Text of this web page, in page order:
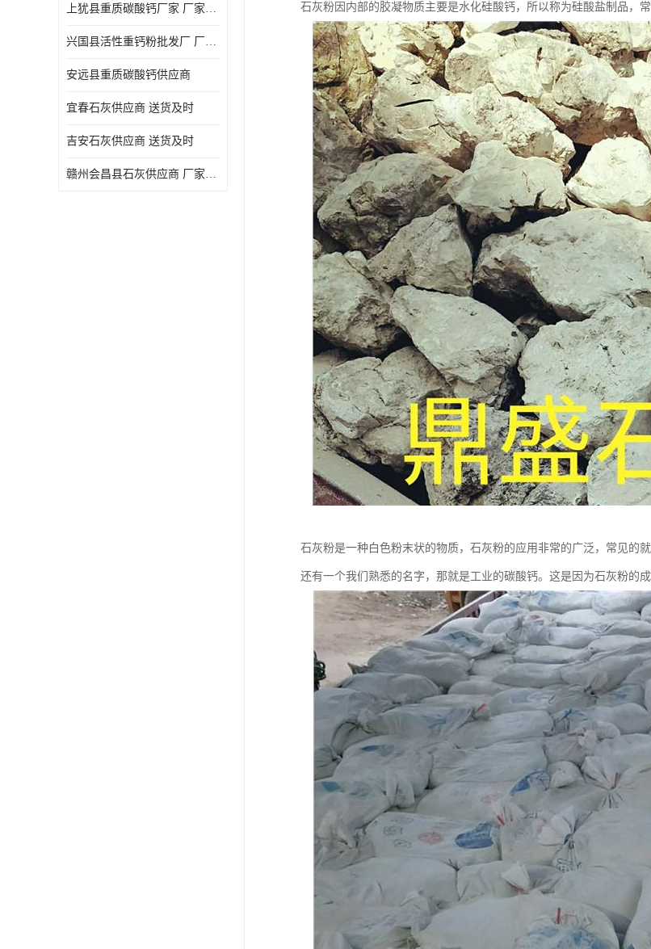
上犹县重质碳酸钙厂家 厂家供应 欢迎电话咨询
兴国县活性重钙粉批发厂 厂家供应 欢迎电话咨询
安远县重质碳酸钙供应商
宜春石灰供应商 送货及时
吉安石灰供应商 送货及时
赣州会昌县石灰供应商 厂家供应
石灰粉因内部的胶凝物质主要是水化硅酸钙，所以称为硅酸盐制品，
石灰粉是一种白色粉末状的物质，石灰粉的应用非常的广泛，常见的
还有一个我们熟悉的名字，那就是工业的碳酸钙。这是因为石灰粉的